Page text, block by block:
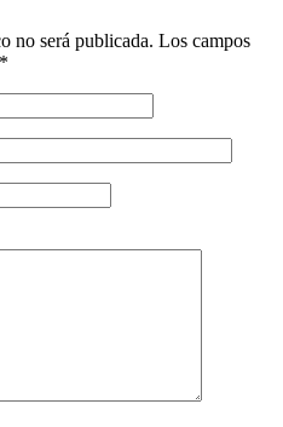
no será publicada. Los campos
*